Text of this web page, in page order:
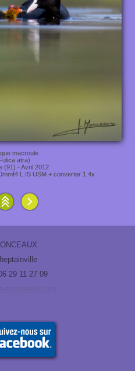
macroule
atra)
(91) - Avril 2012
L IS USM + converter 1.4x
29 11 27 09
monceaux.com